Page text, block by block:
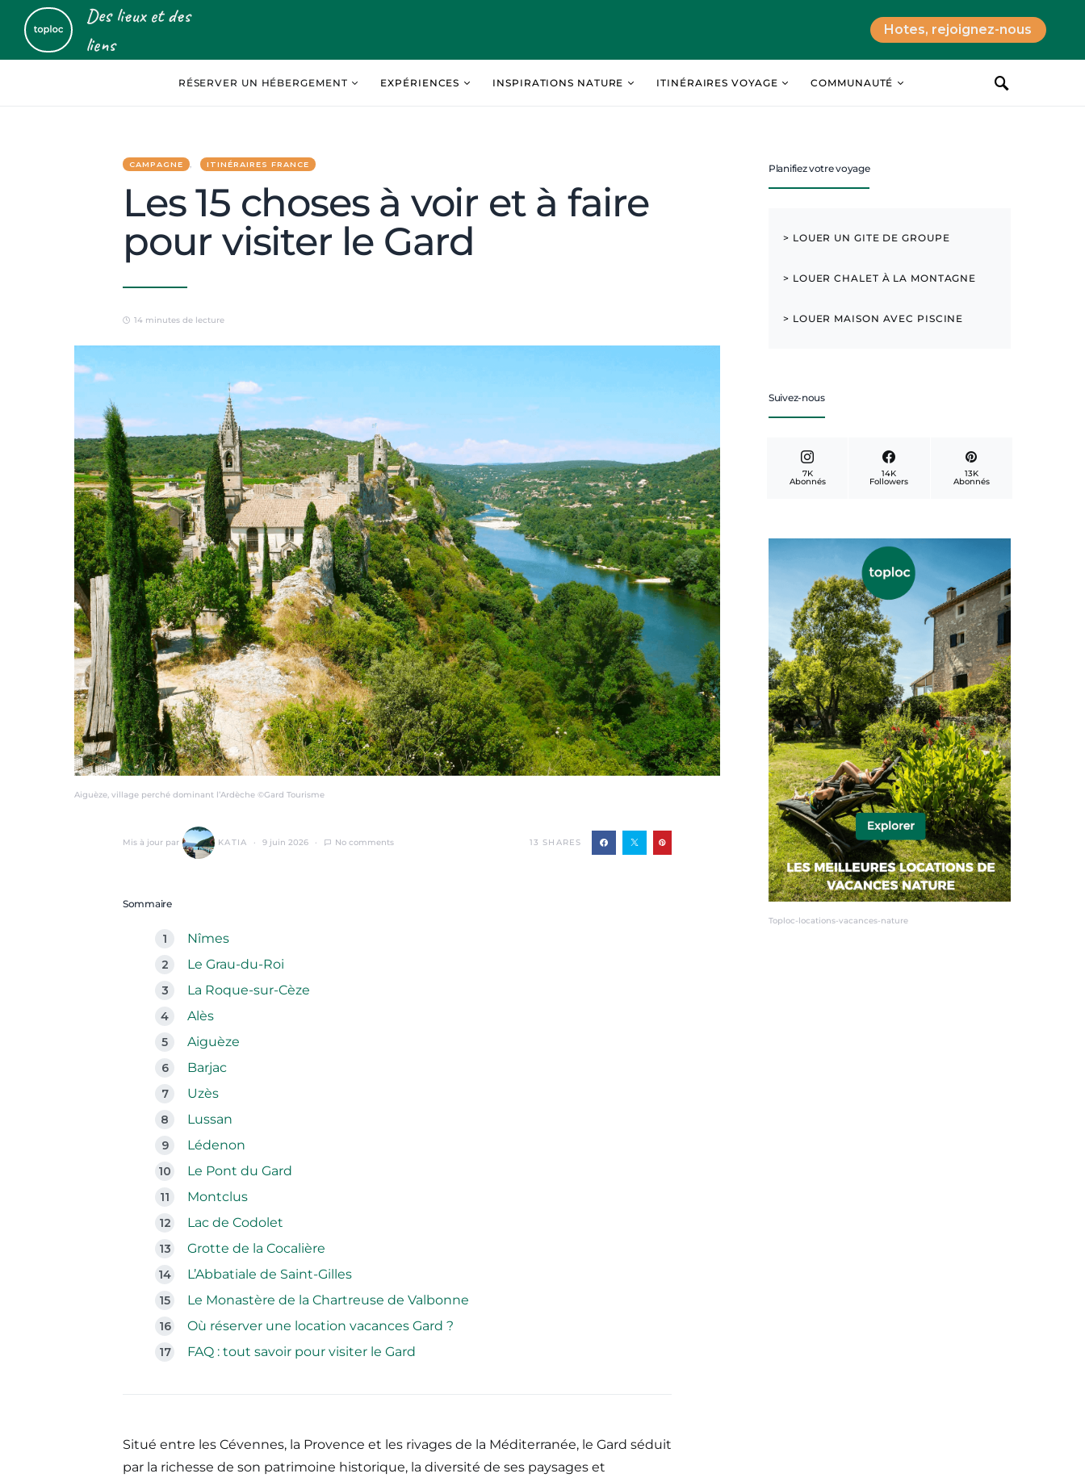
Des lieux et des
liens
Hotes, rejoignez-nous
RÉSERVER UN HÉBERGEMENT EXPÉRIENCES INSPIRATIONS NATURE ITINÉRAIRES VOYAGE COMMUNAUTÉ
CAMPAGNE ITINÉRAIRES FRANCE
Les 15 choses à voir et à faire
pour visiter le Gard
14 minutes de lecture
Aiguèze, village perché dominant l’Ardèche ©Gard Tourisme
Mis à jour par KATIA 9 juin 2026 No comments 13 SHARES
Sommaire
Nîmes
Le Grau-du-Roi
La Roque-sur-Cèze
Alès
Aiguèze
Barjac
Uzès
Lussan
Lédenon
Le Pont du Gard
Montclus
Lac de Codolet
Grotte de la Cocalière
L’Abbatiale de Saint-Gilles
Le Monastère de la Chartreuse de Valbonne
Où réserver une location vacances Gard ?
FAQ : tout savoir pour visiter le Gard
Situé entre les Cévennes, la Provence et les rivages de la Méditerranée, le Gard séduit
par la richesse de son patrimoine historique, la diversité de ses paysages et
Planifiez votre voyage
> LOUER UN GITE DE GROUPE
> LOUER CHALET À LA MONTAGNE
> LOUER MAISON AVEC PISCINE
Suivez-nous
7K
Abonnés
14K
Followers
13K
Abonnés
Toploc-locations-vacances-nature